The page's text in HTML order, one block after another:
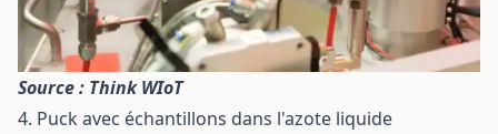
Source : Think WIoT
4. Puck avec échantillons dans l'azote liquide